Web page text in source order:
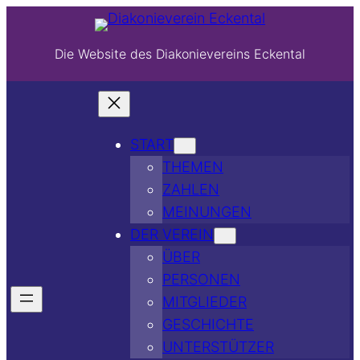
Die Website des Diakonievereins Eckental
START
THEMEN
ZAHLEN
MEINUNGEN
DER VEREIN
ÜBER
PERSONEN
MITGLIEDER
GESCHICHTE
UNTERSTÜTZER